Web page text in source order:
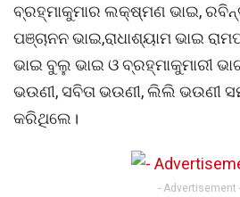
ବ୍ରହ୍ମାକୁମାର ଲକ୍ଷ୍ମଣ ଭାଇ,
ପଞ୍ଚାନନ ଭାଇ,ରାଧାଶ୍ୟାମ ଭାଇ
ଭାଇ ବୁଲୁ ଭାଇ ଓ ବ୍ରହ୍ମାକୁମାରୀ
ଭଉଣୀ, ସବିତା ଭଉଣୀ, ଲିଲି ଭଉଣୀ
କରିଥିଲେ।
- Advertisement